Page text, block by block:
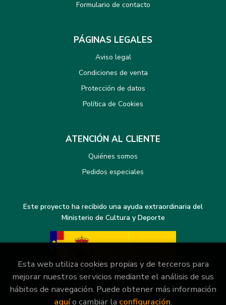
Formulario de contacto
PÁGINAS LEGALES
Aviso legal
Condiciones de venta
Protección de datos
Política de Cookies
ATENCIÓN AL CLIENTE
Quiénes somos
Pedidos especiales
Este proyecto ha recibido una ayuda extraordinaria del
Ministerio de Cultura y Deporte
2026 ©Librería General . Todos los Derechos Reservados
Esta web utiliza cookies propias y de terceros para
mejorar nuestros servicios mediante el análisis de sus
hábitos de navegación. Puede obtener más información
aquío cambiar la configuración.